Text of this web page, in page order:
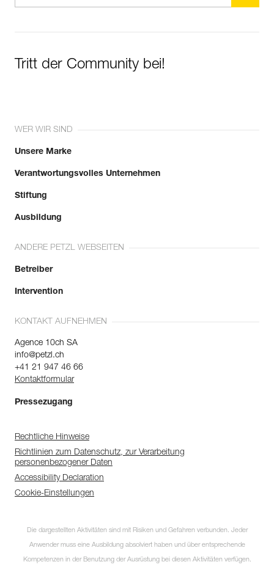
Tritt der Community bei!
WER WIR SIND
Unsere Marke
Verantwortungsvolles Unternehmen
Stiftung
Ausbildung
ANDERE PETZL WEBSEITEN
Betreiber
Intervention
KONTAKT AUFNEHMEN
Agence 10ch SA
info@petzl.ch
+41 21 947 46 66
Kontaktformular
Pressezugang
Rechtliche Hinweise
Richtlinien zum Datenschutz, zur Verarbeitung
personenbezogener Daten
Accessibility Declaration
Cookie-Einstellungen
Die dargestellten Aktivitäten sind mit Risiken und Gefahren verbunden. Jeder
Anwender muss eine Ausbildung absolviert haben und über entsprechende
Kompetenzen in der Benutzung der Ausrüstung bei diesen Aktivitäten verfügen.